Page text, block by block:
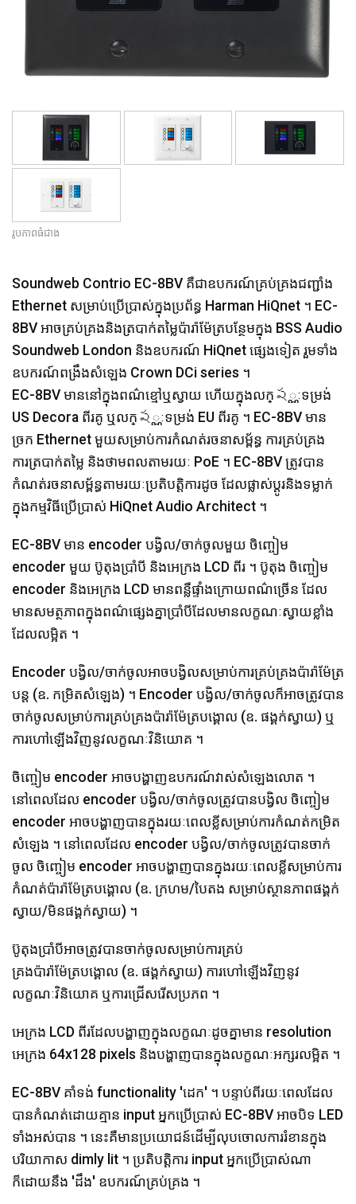
រូបភាពធំជាង
Soundweb Contrio EC-8BV គឺជាឧបករណ៍គ្រប់គ្រងជញ្ជាំង
Ethernet សម្រាប់ប្រើប្រាស់ក្នុងប្រព័ន្ធ Harman HiQnet ។ EC-
8BV អាចគ្រប់គ្រងនិងត្របាក់តម្លៃប៉ារ៉ាម៉ែត្របន្ថែមក្នុង BSS Audio
Soundweb London និងឧបករណ៍ HiQnet ផ្សេងទៀត រួមទាំង
ឧបករណ៍ពង្រឹងសំឡេង Crown DCi series ។
EC-8BV មាននៅក្នុងពណ៌ខ្មៅឬស្វាយ ហើយក្នុងលក្ష្ណៈទម្រង់
US Decora ពីរគូ ឬលក្ష្ណៈទម្រង់ EU ពីរគូ ។ EC-8BV មាន​
ច្រក Ethernet មួយសម្រាប់ការកំណត់រចនាសម្ព័ន្ធ ការគ្រប់គ្រង
ការត្របាក់តម្លៃ និងថាមពលតាមរយៈ PoE ។ EC-8BV ត្រូវបាន
កំណត់រចនាសម្ព័ន្ធតាមរយៈប្រតិបត្តិការដូច ដែលផ្លាស់ប្តូរនិងទម្លាក់
ក្នុងកម្មវិធីប្រើប្រាស់ HiQnet Audio Architect ។
EC-8BV មាន encoder បង្វិល/ចាក់ចូលមួយ ចិញ្ចៀម
encoder មួយ ប៊ូតុងប្រាំបី និងអេក្រង LCD ពីរ ។ ប៊ូតុង ចិញ្ចៀម
encoder និងអេក្រង LCD មានពន្លឺផ្ទាំងក្រោយពណ៌ច្រើន ដែល
មានសមត្ថភាពក្នុងពណ៌ផ្សេងគ្នាប្រាំបីដែលមានលក្ខណៈស្វាយខ្លាំង
ដែលលម្អិត ។
Encoder បង្វិល/ចាក់ចូលអាចបង្វិលសម្រាប់ការគ្រប់គ្រងប៉ារ៉ាម៉ែត្រ
បន្ត (ឧ. កម្រិតសំឡេង) ។ Encoder បង្វិល/ចាក់ចូលក៏អាចត្រូវបាន
ចាក់ចូលសម្រាប់ការគ្រប់គ្រងប៉ារ៉ាម៉ែត្របង្គោល (ឧ. ផង្គក់ស្វាយ) ឬ
ការហៅឡើងវិញនូវលក្ខណៈវិនិយោគ ។
ចិញ្ចៀម encoder អាចបង្ហាញឧបករណ៍វាស់សំឡេងលោត ។
នៅពេលដែល encoder បង្វិល/ចាក់ចូលត្រូវបានបង្វិល ចិញ្ចៀម
encoder អាចបង្ហាញបានក្នុងរយៈពេលខ្លីសម្រាប់ការកំណត់កម្រិត
សំឡេង ។ នៅពេលដែល encoder បង្វិល/ចាក់ចូលត្រូវបានចាក់
ចូល ចិញ្ចៀម encoder អាចបង្ហាញបានក្នុងរយៈពេលខ្លីសម្រាប់ការ
កំណត់ប៉ារ៉ាម៉ែត្របង្គោល (ឧ. ក្រហម/បៃតង សម្រាប់ស្ថានភាពផង្គក់
ស្វាយ/មិនផង្គក់ស្វាយ) ។
ប៊ូតុងប្រាំបីអាចត្រូវបានចាក់ចូលសម្រាប់ការគ្រប់
គ្រងប៉ារ៉ាម៉ែត្របង្គោល (ឧ. ផង្គក់ស្វាយ) ការហៅឡើងវិញនូវ
លក្ខណៈវិនិយោគ ឬការជ្រើសរើសប្រភព ។
អេក្រង LCD ពីរដែលបង្ហាញក្នុងលក្ខណៈដូចគ្នាមាន resolution
អេក្រង 64x128 pixels និងបង្ហាញបានក្នុងលក្ខណៈអក្សរលម្អិត ។
EC-8BV គាំទង់ functionality 'ដេក' ។ បន្ទាប់ពីរយៈពេលដែល
បានកំណត់ដោយគ្មាន input អ្នកប្រើប្រាស់ EC-8BV អាចបិទ LED
ទាំងអស់បាន ។ នេះគឺមានប្រយោជន៍ដើម្បីលុបចោលការរំខានក្នុង
បរិយាកាស dimly lit ។ ប្រតិបត្តិការ input អ្នកប្រើប្រាស់ណា
ក៏ដោយនឹង 'ដឹង' ឧបករណ៍គ្រប់គ្រង ។